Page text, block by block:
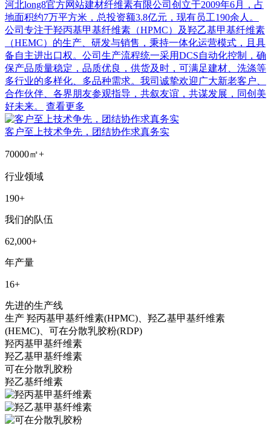
河北long8官方网站建材纤维素有限公司创立于2009年6月，占
地面积约7万平方米，总投资额3.8亿元，现有员工190余人。
公司专注于羟丙基甲基纤维素（HPMC）及羟乙基甲基纤维素
（HEMC）的生产、研发与销售，秉持一体化运营模式，且具
备自主进出口权。公司生产流程统一采用DCS自动化控制，确
保产品质量稳定，品质优良，供货及时，可满足建材、洗涤等
多行业的多样化、多品种需求。我司诚挚欢迎广大新老客户、
合作伙伴、各界朋友参观指导，共叙友谊，共谋发展，同创美
好未来。
查看更多
客户至上技术争先，团结协作求真务实
70000㎡+
行业领域
190+
我们的队伍
62,000+
年产量
16+
先进的生产线
生产 羟丙基甲基纤维素(HPMC)、羟乙基甲基纤维素
(HEMC)、可在分散乳胶粉(RDP)
羟丙基甲基纤维素
羟乙基甲基纤维素
可在分散乳胶粉
羟乙基纤维素